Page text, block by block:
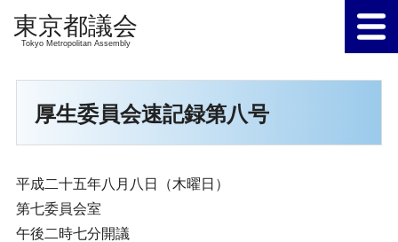
Tokyo Metropolitan Assembly
厚生委員会速記録第八号
平成二十五年八月八日（木曜日）
第七委員会室
午後二時七分開議